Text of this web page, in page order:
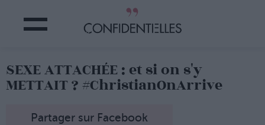
SEXE ATTACHÉE : et si on s'y
METTAIT ? #ChristianOnArrive
Partager sur Facebook